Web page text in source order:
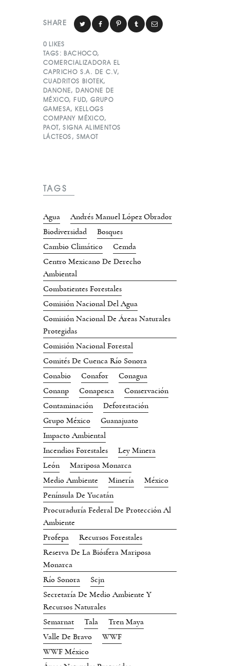
SHARE
0 LIKES
TAGS: BACHOCO,
COMERCIALIZADORA EL
CAPRICHO S.A. DE C.V,
CUADRITOS BIOTEK,
DANONE, DANONE DE
MÉXICO, FUD,GRUPO
GAMESA, KELLOGS
COMPANY MÉXICO,
PAOT,SIGNA ALIMENTOS
LÁCTEOS , SMAOT
TAGS
Agua
Andrés Manuel López Obrador
Biodiversidad
Bosques
Cambio Climático
Cemda
Centro Mexicano De Derecho
Ambiental
Combatientes Forestales
Comisión Nacional Del Agua
Comisión Nacional De Áreas Naturales
Protegidas
Comisión Nacional Forestal
Comités De Cuenca Río Sonora
Conabio
Conafor
Conagua
Conanp
Conapesca
Conservación
Contaminación
Deforestación
Grupo México
Guanajuato
Impacto Ambiental
Incendios Forestales
Ley Minera
León
Mariposa Monarca
Medio Ambiente
Minería
México
Península De Yucatán
Procuraduría Federal De Protección Al
Ambiente
Profepa
Recursos Forestales
Reserva De La Biósfera Mariposa
Monarca
Río Sonora
Scjn
Secretaría De Medio Ambiente Y
Recursos Naturales
Semarnat
Tala
Tren Maya
Valle De Bravo
WWF
WWF México